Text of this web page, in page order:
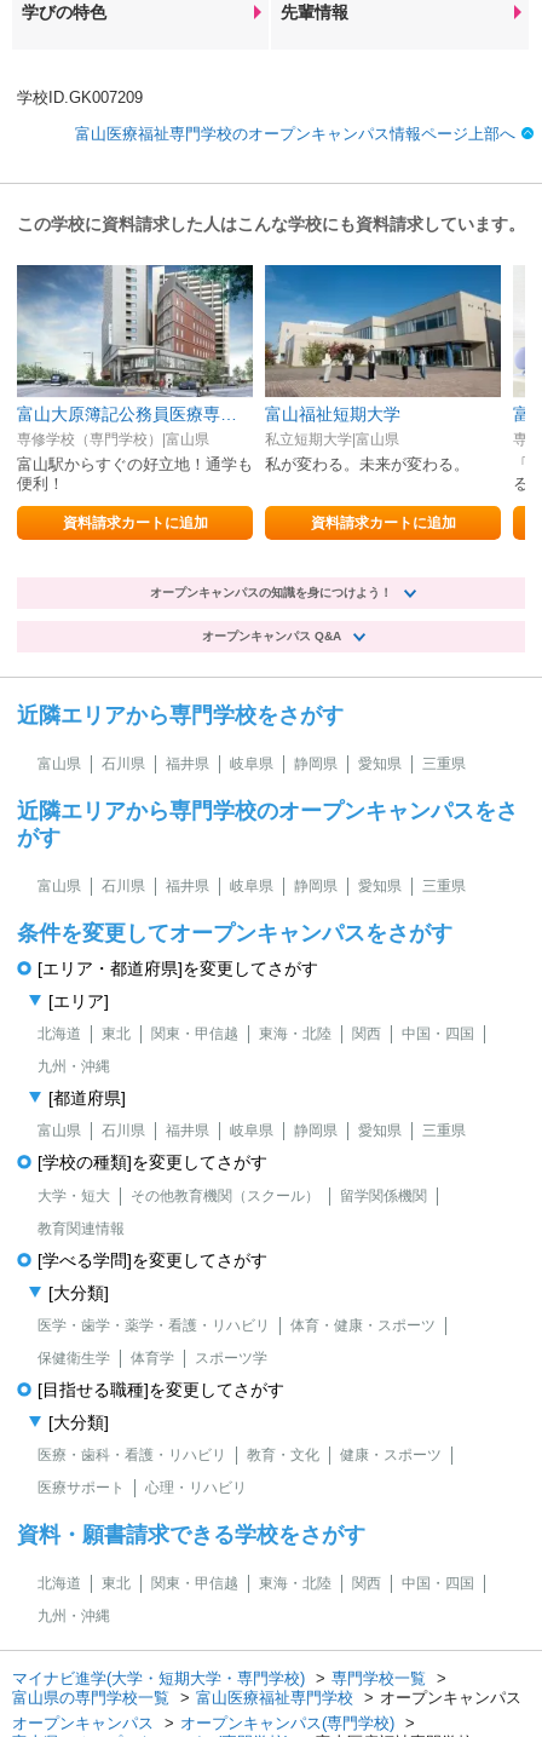
学びの特色 先輩情報
学校ID.GK007209
富山医療福祉専門学校のオープンキャンパス情報ページ上部へ
この学校に資料請求した人はこんな学校にも資料請求しています。
専修学校（専門学校）|富山県
富山駅からすぐの好立地！通学も
便利！
資料請求カートに追加
富山福祉短期大学
私立短期大学|富山県
私が変わる。未来が変わる。
資料請求カートに追加
富
専
「
る
オープンキャンパスの知識を身につけよう！
オープンキャンパス Q&A
近隣エリアから専門学校をさがす
富山県 石川県 福井県 岐阜県 静岡県 愛知県 三重県
近隣エリアから専門学校のオープンキャンパスをさ
がす
富山県 石川県 福井県 岐阜県 静岡県 愛知県 三重県
条件を変更してオープンキャンパスをさがす
[エリア・都道府県]を変更してさがす
[エリア]
北海道 東北 関東・甲信越 東海・北陸 関西
中国・四国
九州・沖縄
[都道府県]
富山県 石川県 福井県 岐阜県 静岡県 愛知県 三重県
[学校の種類]を変更してさがす
大学・短大 その他教育機関（スクール）
留学関係機関
教育関連情報
[学べる学問]を変更してさがす
[大分類]
医学・歯学・薬学・看護・リハビリ
体育・健康・スポーツ
保健衛生学
体育学 スポーツ学
[目指せる職種]を変更してさがす
[大分類]
医療・歯科・看護・リハビリ 教育・文化
健康・スポーツ
医療サポート
心理・リハビリ
資料・願書請求できる学校をさがす
北海道 東北 関東・甲信越 東海・北陸 関西
中国・四国
九州・沖縄
マイナビ進学(大学・短期大学・専門学校)
専門学校一覧
富山県の専門学校一覧
富山医療福祉専門学校
オープンキャンパス
オープンキャンパス
オープンキャンパス(専門学校)